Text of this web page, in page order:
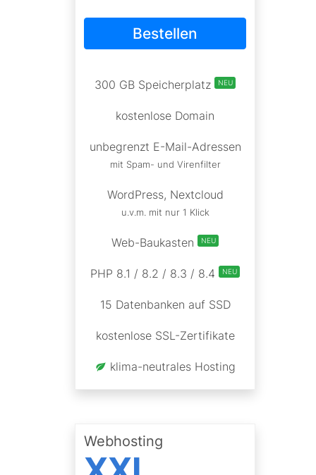
Bestellen
300 GB Speicherplatz NEU
kostenlose Domain
unbegrenzt E-Mail-Adressen
mit Spam- und Virenfilter
WordPress, Nextcloud
u.v.m. mit nur 1 Klick
Web-Baukasten NEU
PHP 8.1 / 8.2 / 8.3 / 8.4 NEU
15 Datenbanken auf SSD
kostenlose SSL-Zertifikate
klima-neutrales Hosting
Webhosting